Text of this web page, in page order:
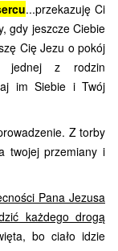
...przekazuję Ci
gdy jeszcze Ciebie
Cię Jezu o pokój
z rodzin
im Siebie i Twój
Z torby
twojej przemiany i
Pana Jezusa
każdego drogą
bo ciało idzie